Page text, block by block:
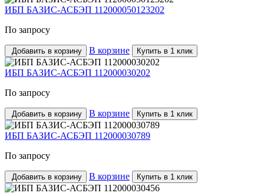
ИБП БАЗИС-АСБЭП 112000050123202
По запросу
Добавить в корзину В корзине Купить в 1 клик
ИБП БАЗИС-АСБЭП 112000030202
По запросу
Добавить в корзину В корзине Купить в 1 клик
ИБП БАЗИС-АСБЭП 112000030789
По запросу
Добавить в корзину В корзине Купить в 1 клик